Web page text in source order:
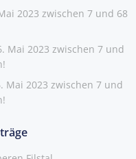
2023 zwischen 7 und 68
Mai 2023 zwischen 7 und
Mai 2023 zwischen 7 und